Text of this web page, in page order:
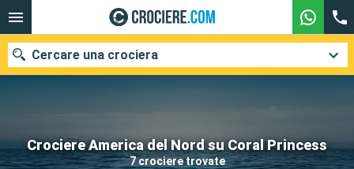
Crociere America del Nord su Coral Princess
7 crociere trovate
Cercare una crociera
Le nostre destinazioni